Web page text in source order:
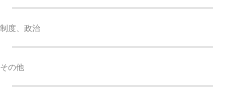
制度、政治
その他